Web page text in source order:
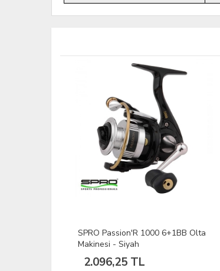
SPRO Cresta Snyper 6000 5+1BB
Alü. Olta Makinesi
3.669,39 TL